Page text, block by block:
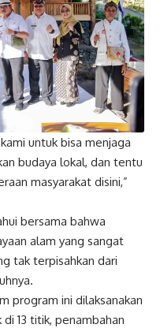
untuk bisa menjaga
budaya lokal, dan tentu
masyarakat disini,”
bersama bahwa
alam yang sangat
tak terpisahkan dari
program ini dilaksanakan
13 titik, penambahan